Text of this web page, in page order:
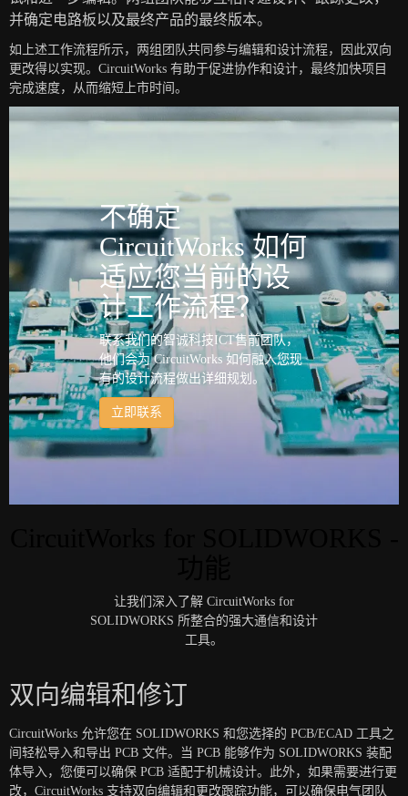
并确定电路板以及最终产品的最终版本。
如上述工作流程所示，两组团队共同参与编辑和设计流程，因此双向
更改得以实现。CircuitWorks 有助于促进协作和设计，最终加快项目
完成速度，从而缩短上市时间。
不确定
CircuitWorks 如何
适应您当前的设
计工作流程？
联系我们的智诚科技ICT售前团队，
他们会为 CircuitWorks 如何融入您现
有的设计流程做出详细规划。
立即联系
让我们深入了解 CircuitWorks for
SOLIDWORKS 所整合的强大通信和设计
工具。
双向编辑和修订
CircuitWorks 允许您在 SOLIDWORKS 和您选择的 PCB/ECAD 工具之
间轻松导入和导出 PCB 文件。当 PCB 能够作为 SOLIDWORKS 装配
体导入，您便可以确保 PCB 适配于机械设计。此外，如果需要进行更
改，CircuitWorks 支持双向编辑和更改跟踪功能，可以确保电气团队